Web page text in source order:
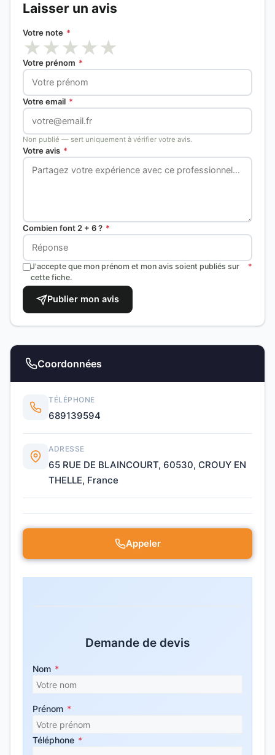
Laisser un avis
Votre note *
★★★★★
Votre prénom *
Votre email *
Non publié — sert uniquement à vérifier votre avis.
Votre avis *
Combien font 2 + 6 ? *
J'accepte que mon prénom et mon avis soient publiés sur
cette fiche.
*
Publier mon avis
Coordonnées
TÉLÉPHONE
689139594
ADRESSE
65 RUE DE BLAINCOURT, 60530, CROUY EN
THELLE, France
Appeler
Demande de devis
Nom *
Prénom *
Téléphone *